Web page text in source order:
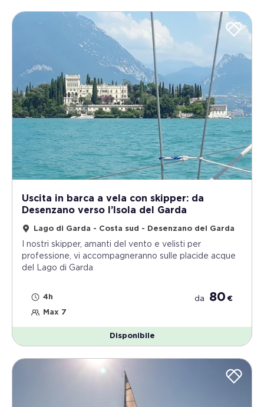
Uscita in barca a vela con skipper: da
Desenzano verso l’Isola del Garda
Lago di Garda - Costa sud - Desenzano del Garda
I nostri skipper, amanti del vento e velisti per
professione, vi accompagneranno sulle placide acque
del Lago di Garda
4h
Max 7
da 80 €
Disponibile